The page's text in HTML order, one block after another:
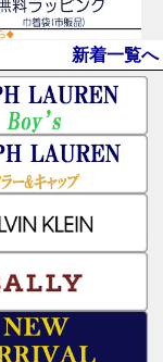
新着一覧へ